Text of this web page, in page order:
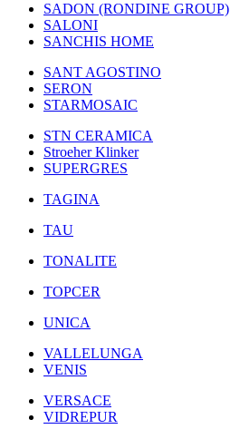
SADON (RONDINE GROUP)
SALONI
SANCHIS HOME
SANT AGOSTINO
SERON
STARMOSAIC
STN CERAMICA
Stroeher Klinker
SUPERGRES
TAGINA
TAU
TONALITE
TOPCER
UNICA
VALLELUNGA
VENIS
VERSACE
VIDREPUR